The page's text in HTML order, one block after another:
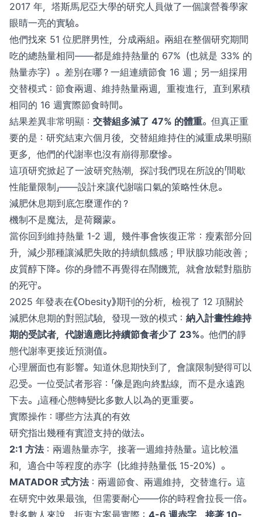
2017 年，塔斯馬尼亞大學的研究人員做了一個讓營養學家
眼睛一亮的實驗。
他們找來 51 位肥胖男性，分成兩組。兩組在整個研究期間
吃的總熱量相同——都是維持熱量的 67%（也就是 33% 的
熱量赤字）。差別在哪？一組連續節食 16 週；另一組採用
交替模式：節食兩週、維持熱量兩週，重複進行，直到累積
相同的 16 週實際節食時間。
結果差異非常明顯： 交替組多減了 47% 的體重。但真正重
要的是：研究結束六個月後，交替組維持住的減重成果明顯
更多，他們的代謝率也沒有崩得那麼慘。
這項研究掀起了一波研究熱潮，探討我們現在所說的「間歇
性能量限制」——設計來讓代謝喘口氣的策略性休息。
減肥休息期到底怎麼運作的？
機制不是魔法，是荷爾蒙。
當你回到維持熱量 1-2 週，幾件事會恢復正常：瘦素部分回
升，減少那種讓減肥失敗的持續飢餓感；甲狀腺功能改善；
皮質醇下降。你的身體不再覺得在鬧饑荒，就會放鬆對脂肪
的死守。
2025 年發表在《Obesity》期刊的分析，檢視了 12 項關於
減肥休息期的對照試驗，發現一致的模式： 納入計畫性維持
期的受試者，代謝適應比持續節食者少了 23%。他們的靜
態代謝率更接近預測值。
心理層面也有影響。知道休息期快到了，會讓限制變得可以
忍受。一位受試者形容：「像是跑向終點線，而不是永遠跑
下去。」這種心態轉變比多數人以為的更重要。
實際操作：哪些方法真的有效
研究指出幾種有實證支持的做法。
2:1 方法：兩週熱量赤字，接著一週維持熱量。這比較溫
和，適合中等程度的赤字（比維持熱量低 15-20%）。
MATADOR 式方法：兩週節食、兩週維持，交替進行。這
在研究中效果最強，但需要耐心——你的時程會拉長一倍。
對多數人來說，折衷方案最實際： 4-6 週赤字，接著 10-